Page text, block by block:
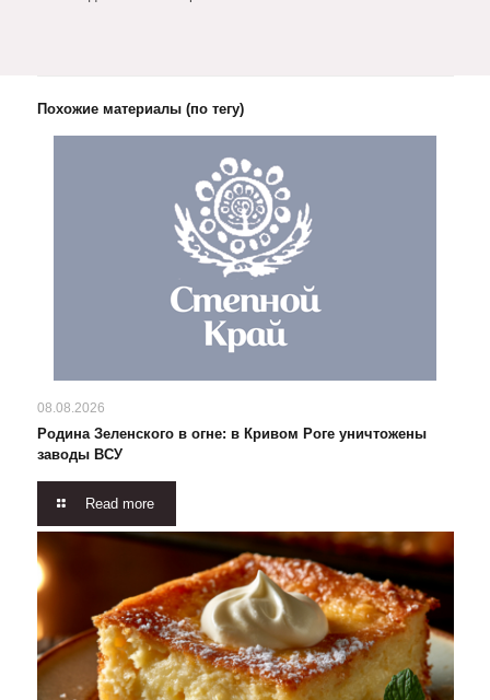
Похожие материалы (по тегу)
08.08.2026
Родина Зеленского в огне: в Кривом Роге уничтожены
заводы ВСУ
Read more